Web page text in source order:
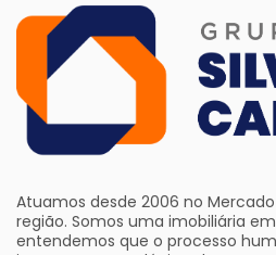
Atuamos desde 2006 no
região. Somos uma imobiliária
entendemos que o processo